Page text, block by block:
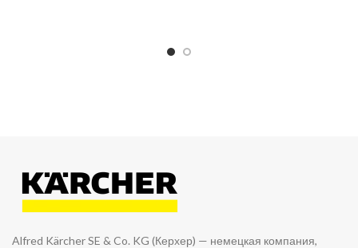
Alfred Kärcher SE & Co. KG (Керхер) — немецкая компания,